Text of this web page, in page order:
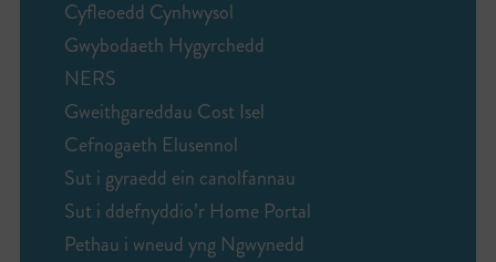
Cyfleoedd Cynhwysol
Gwybodaeth Hygyrchedd
NERS
Gweithgareddau Cost Isel
Cefnogaeth Elusennol
Sut i gyraedd ein canolfannau
Sut i ddefnyddio’r Home Portal
Pethau i wneud yng Ngwynedd